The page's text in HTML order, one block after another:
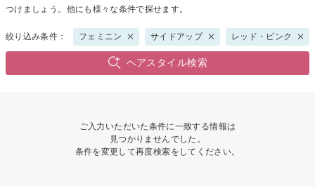
つけましょう。他にも様々な条件で探せます。
絞り込み条件： フェミニン サイドアップ レッド・ピンク
ヘアスタイル検索
ご入力いただいた条件に一致する情報は
見つかりませんでした。
条件を変更して再度検索をしてください。